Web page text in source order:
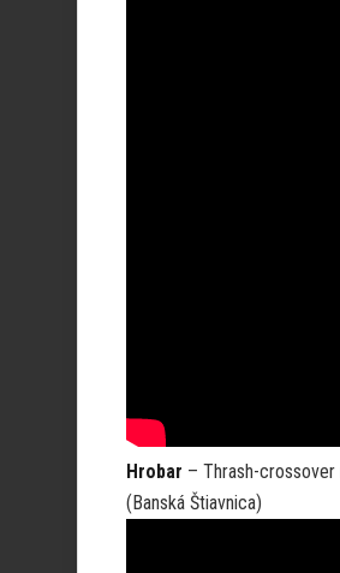
Hrobar – Thrash-crossover
(Banská Štiavnica)